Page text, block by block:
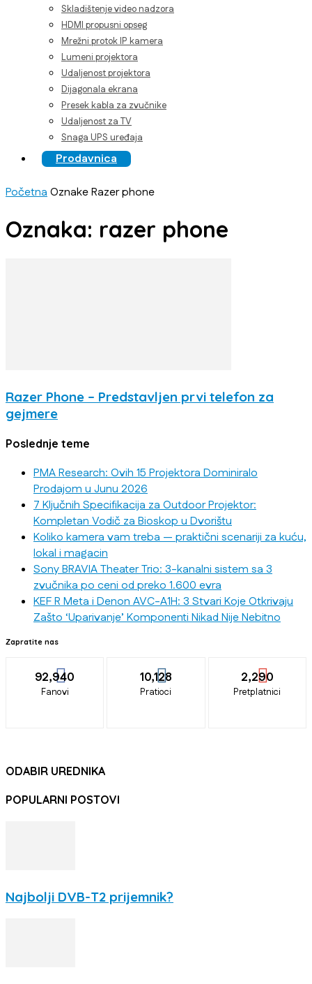
Skladištenje video nadzora
HDMI propusni opseg
Mrežni protok IP kamera
Lumeni projektora
Udaljenost projektora
Dijagonala ekrana
Presek kabla za zvučnike
Udaljenost za TV
Snaga UPS uređaja
Prodavnica
PočetnaOznakeRazer phone
Oznaka: razer phone
Razer Phone – Predstavljen prvi telefon za
gejmere
Poslednje teme
PMA Research: Ovih 15 Projektora Dominiralo
Prodajom u Junu 2026
7 Ključnih Specifikacija za Outdoor Projektor:
Kompletan Vodič za Bioskop u Dvorištu
Koliko kamera vam treba — praktični scenariji za kuću,
lokal i magacin
Sony BRAVIA Theater Trio: 3-kanalni sistem sa 3
zvučnika po ceni od preko 1.600 evra
KEF R Meta i Denon AVC-A1H: 3 Stvari Koje Otkrivaju
Zašto ‘Uparivanje’ Komponenti Nikad Nije Nebitno
Zapratite nas
92,940
Fanovi
10,128
Pratioci
2,290
Pretplatnici
ODABIR UREDNIKA
POPULARNI POSTOVI
Najbolji DVB-T2 prijemnik?